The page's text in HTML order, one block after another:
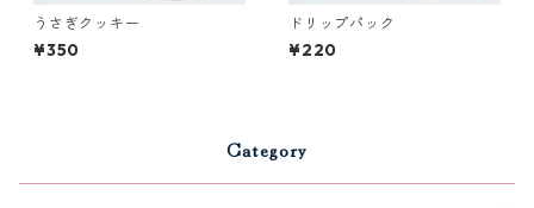
うさぎクッキー
¥350
ドリップパック
¥220
Category